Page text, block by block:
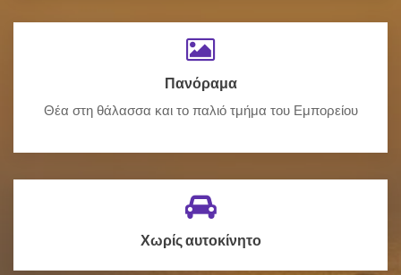
Πανόραμα
Θέα στη θάλασσα και το παλιό τμήμα του Εμπορείου
Χωρίς αυτοκίνητο